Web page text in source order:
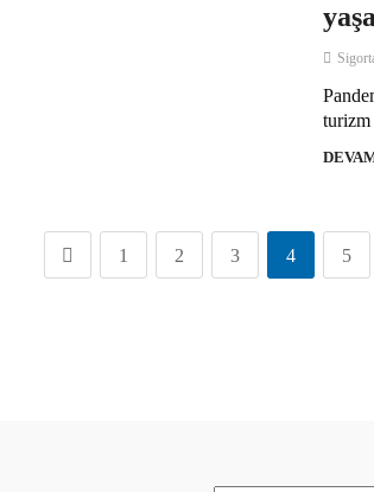
turizm
1 2 3 4 5